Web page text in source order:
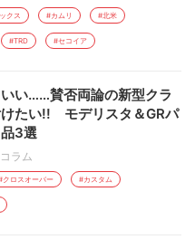
クス #カムリ #北米
#TRD #セコイア
い……賛否両論の新型クラ
けたい!! モデリスタ＆GRパ
3選
コラム
クロスオーバー #カスタム